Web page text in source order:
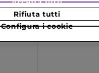
Configura i cookie
Rifiuta tutti
Accetta tutti